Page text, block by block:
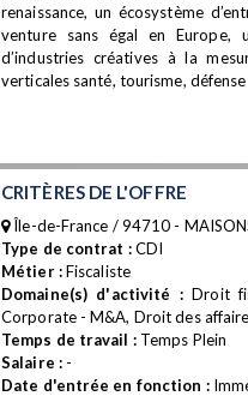
renaissance, un écosystème
venture sans égal en Europe,
d’industries créatives à la
verticales santé, tourisme,
CRITÈRES DE L'OFFRE
Île-de-France / 94710 -
Type de contrat :CDI
Métier :Fiscaliste
Domaine(s) d'activité :Droit
Corporate - M&A, Droit des
Temps de travail :Temps Plein
Salaire :-
Date d'entrée en fonction :